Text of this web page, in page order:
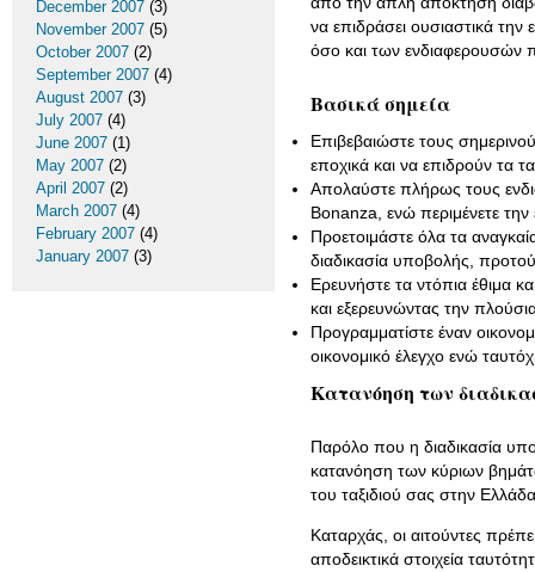
να επιδράσει ουσιαστικά την
όσο και των ενδιαφερουσών
Βασικά σημεία
Επιβεβαιώστε τους
εποχικά και να επιδρούν τα
Απολαύστε πλήρως τους
Bonanza, ενώ περιμένετε την
Προετοιμάστε όλα τα
διαδικασία υποβολής,
Ερευνήστε τα ντόπια έθιμα
και εξερευνώντας την
Προγραμματίστε έναν
οικονομικό έλεγχο ενώ
Κατανόηση των
Παρόλο που η διαδικασία
κατανόηση των κύριων
του ταξιδιού σας στην
Καταρχάς, οι αιτούντες
αποδεικτικά στοιχεία
December 2007 (3)
November 2007 (5)
October 2007 (2)
September 2007 (4)
August 2007 (3)
July 2007 (4)
June 2007 (1)
May 2007 (2)
April 2007 (2)
March 2007 (4)
February 2007 (4)
January 2007 (3)